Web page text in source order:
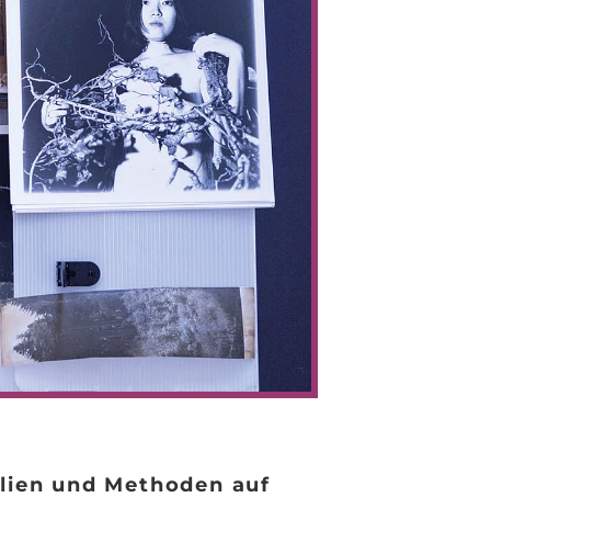
und Methoden auf